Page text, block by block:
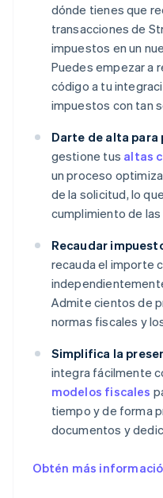
dónde tienes que
transacciones de
impuestos en un
Puedes empezar a
código a tu
impuestos con tan
Darte de alta
gestione tus altas
un proceso
de la solicitud, lo
cumplimiento de
Recaudar
recauda el importe
Admite cientos de
normas fiscales y
Simplifica la
integra fácilmente
modelos fiscales
tiempo y de forma
documentos y
Obtén más